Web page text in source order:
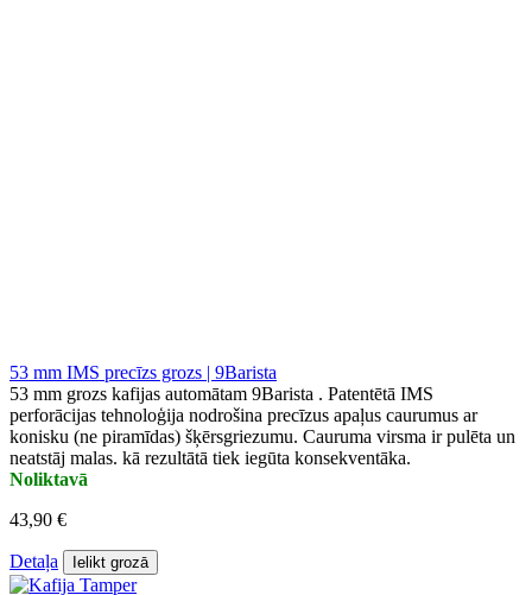
53 mm IMS precīzs grozs | 9Barista
53 mm grozs kafijas automātam 9Barista . Patentētā IMS
perforācijas tehnoloģija nodrošina precīzus apaļus caurumus ar
konisku (ne piramīdas) šķērsgriezumu. Cauruma virsma ir pulēta un
neatstāj malas. kā rezultātā tiek iegūta konsekventāka.
Noliktavā
43,90 €
Detaļa Ielikt grozā